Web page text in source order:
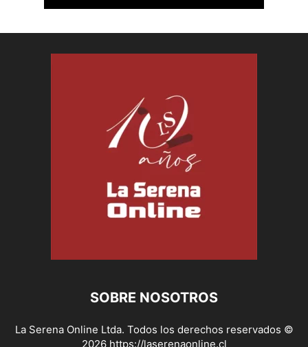
SOBRE NOSOTROS
La Serena Online Ltda. Todos los derechos reservados ©
2026 https://laserenaonline.cl